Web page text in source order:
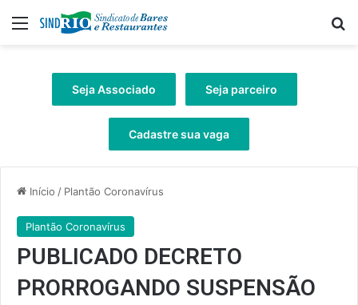
Menu
Seja Associado Seja parceiro
Cadastre sua vaga
Início / Plantão Coronavírus
Plantão Coronavírus
PUBLICADO DECRETO
PRORROGANDO SUSPENSÃO